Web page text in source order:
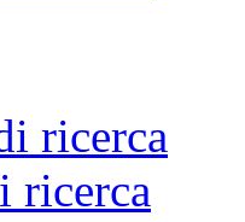
ricerca
ricerca